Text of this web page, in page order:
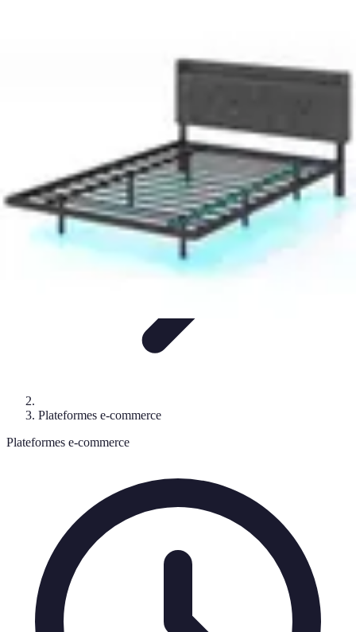
Plateformes e-commerce
Plateformes e-commerce